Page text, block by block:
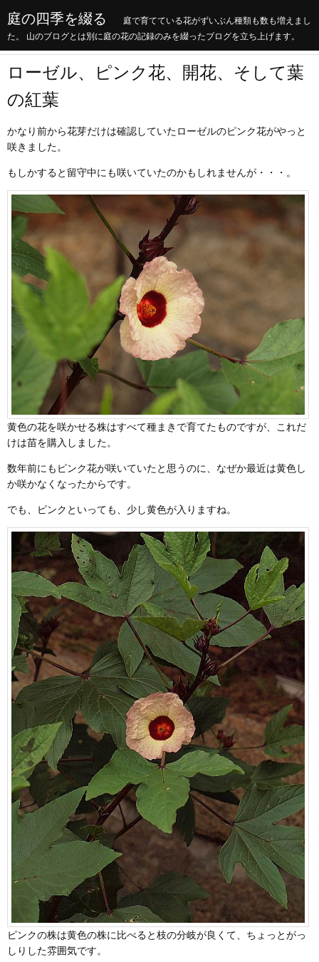
庭の四季を綴る
庭で育てている花がずいぶん種類も数も増えまし
た。 山のブログとは別に庭の花の記録のみを綴ったブログを立ち上げます。
ローゼル、ピンク花、開花、そして葉
の紅葉
かなり前から花芽だけは確認していたローゼルのピンク花がやっと
咲きました。
もしかすると留守中にも咲いていたのかもしれませんが・・・。
黄色の花を咲かせる株はすべて種まきで育てたものですが、これだ
けは苗を購入しました。
数年前にもピンク花が咲いていたと思うのに、なぜか最近は黄色し
か咲かなくなったからです。
でも、ピンクといっても、少し黄色が入りますね。
ピンクの株は黄色の株に比べると枝の分岐が良くて、ちょっとがっ
しりした雰囲気です。